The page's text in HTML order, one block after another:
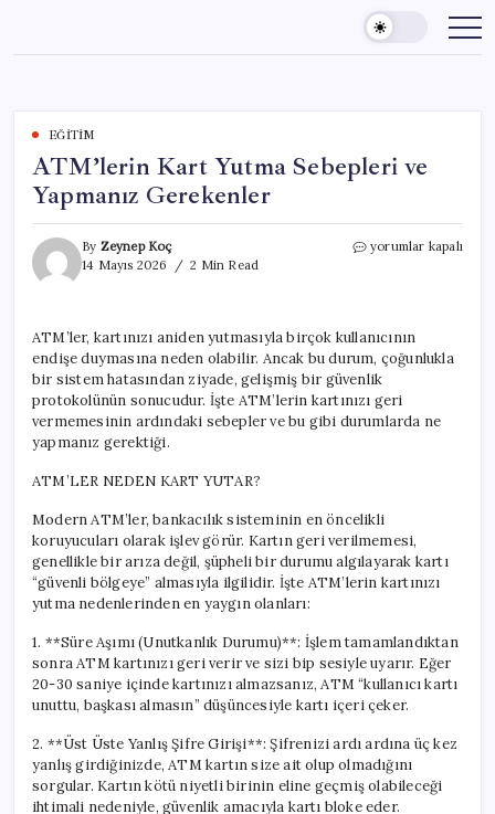
content
EĞITIM
ATM’lerin Kart Yutma Sebepleri ve
Yapmanız Gerekenler
By Zeynep Koç
14 Mayıs 2026
2 Min Read
ATM’lerin
Yapmanız
Gerekenler
için
yorumlar kapalı
ATM’ler, kartınızı aniden yutmasıyla birçok kullanıcının
endişe duymasına neden olabilir. Ancak bu durum, çoğunlukla
bir sistem hatasından ziyade, gelişmiş bir güvenlik
protokolünün sonucudur. İşte ATM’lerin kartınızı geri
vermemesinin ardındaki sebepler ve bu gibi durumlarda ne
yapmanız gerektiği.
ATM’LER NEDEN KART YUTAR?
Modern ATM’ler, bankacılık sisteminin en öncelikli
koruyucuları olarak işlev görür. Kartın geri verilmemesi,
genellikle bir arıza değil, şüpheli bir durumu algılayarak kartı
“güvenli bölgeye” almasıyla ilgilidir. İşte ATM’lerin kartınızı
yutma nedenlerinden en yaygın olanları:
1. **Süre Aşımı (Unutkanlık Durumu)**: İşlem tamamlandıktan
sonra ATM kartınızı geri verir ve sizi bip sesiyle uyarır. Eğer
20-30 saniye içinde kartınızı almazsanız, ATM “kullanıcı kartı
unuttu, başkası almasın” düşüncesiyle kartı içeri çeker.
2. **Üst Üste Yanlış Şifre Girişi**: Şifrenizi ardı ardına üç kez
yanlış girdiğinizde, ATM kartın size ait olup olmadığını
sorgular. Kartın kötü niyetli birinin eline geçmiş olabileceği
ihtimali nedeniyle, güvenlik amacıyla kartı bloke eder.